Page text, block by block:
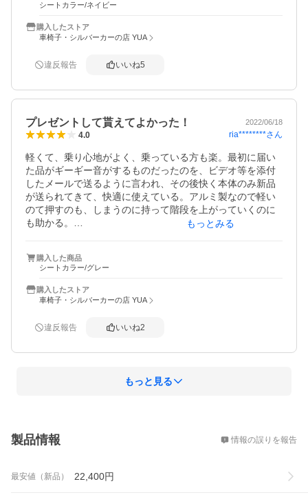
シートカラー/ネイビー
購入したストア
車椅子・シルバーカーの店 YUA
違反報告 いいね5
プレゼントして貰えてよかった！ 2022/06/18
4.0 ria********さん
軽くて、乗り心地がよく、乗っている方も楽。最初に届い
た品がギーギー音がするものだったのを、ビデオ等を添付
したメールで送るように言われ、その後快く本体のみ新品
が送られてきて、快適に使えている。アルミ製なので軽い
のて押すのも、しまうのに持って階段を上がっていくのに
も助かる。
散歩によく行きたがるようになった。
もっとみる
購入した商品
シートカラー/グレー
購入したストア
車椅子・シルバーカーの店 YUA
違反報告 いいね2
もっと見る
製品情報 情報の誤りを報告
最安値（新品） 22,400円